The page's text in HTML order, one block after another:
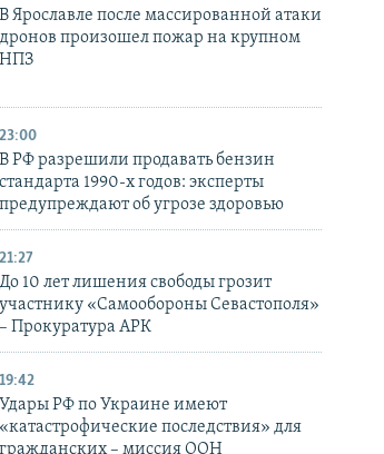
В Ярославле после массированной атаки
дронов произошел пожар на крупном
НПЗ
23:00
В РФ разрешили продавать бензин
стандарта 1990-х годов: эксперты
предупреждают об угрозе здоровью
21:27
До 10 лет лишения свободы грозит
участнику «Самообороны Севастополя»
– Прокуратура АРК
19:42
Удары РФ по Украине имеют
«катастрофические последствия» для
гражданских – миссия ООН